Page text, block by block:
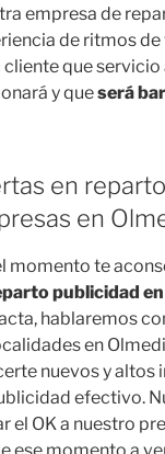
empresa de
de ritmos de
cliente que
y queserá
en
en
momento te
publicidad
hablaremos
en
nuevos y altos
efectivo.
el OK a nuestro